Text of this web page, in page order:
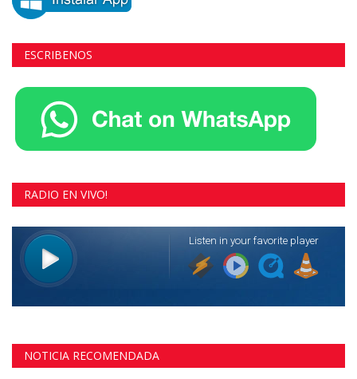
ESCRIBENOS
RADIO EN VIVO!
NOTICIA RECOMENDADA